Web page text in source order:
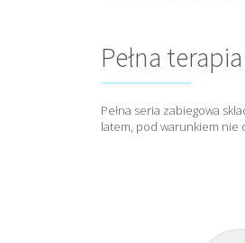
Pełna
Pełna seria zabiegowa
latem, pod warunkiem nie